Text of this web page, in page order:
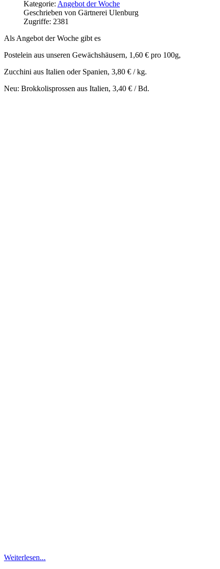
Kategorie: Angebot der Woche
Geschrieben von Gärtnerei Ulenburg
Zugriffe: 2381
Als Angebot der Woche gibt es
Postelein aus unseren Gewächshäusern, 1,60 € pro 100g,
Zucchini aus Italien oder Spanien, 3,80 € / kg.
Neu: Brokkolisprossen aus Italien, 3,40 € / Bd.
Weiterlesen...